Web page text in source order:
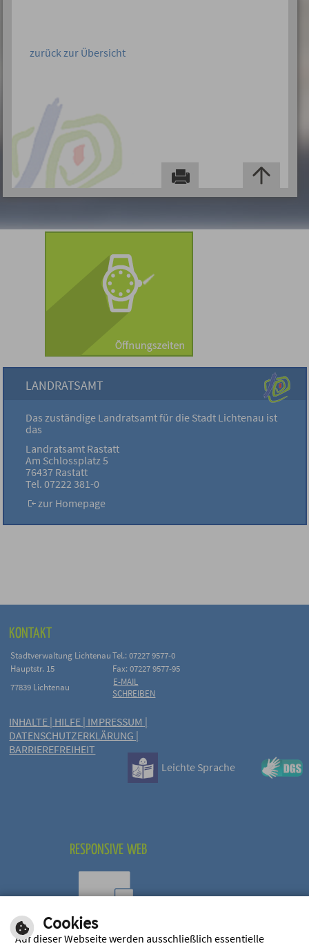
zurück zur Übersicht
LANDRATSAMT
Das zuständige Landratsamt für die Stadt Lichtenau ist
das
Landratsamt Rastatt
Am Schlossplatz 5
76437 Rastatt
Tel. 07222 381-0
zur Homepage
KONTAKT
Stadtverwaltung Lichtenau Tel.: 07227 9577-0
Hauptstr. 15
Fax: 07227 9577-95
77839 Lichtenau
E-MAIL
SCHREIBEN
INHALTE | HILFE | IMPRESSUM |
DATENSCHUTZERKLÄRUNG |
BARRIEREFREIHEIT
Leichte Sprache
RESPONSIVE WEB
Optimiert für mobile
Cookies
Auf dieser Webseite werden ausschließlich essentielle